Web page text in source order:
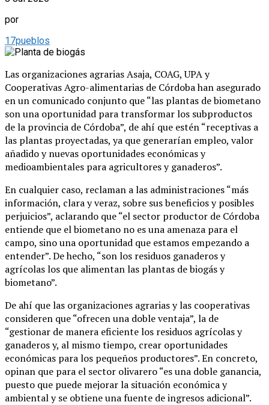
por
17pueblos
Las organizaciones agrarias Asaja, COAG, UPA y
Cooperativas Agro-alimentarias de Córdoba han asegurado
en un comunicado conjunto que “las plantas de biometano
son una oportunidad para transformar los subproductos
de la provincia de Córdoba”, de ahí que estén “receptivas a
las plantas proyectadas, ya que generarían empleo, valor
añadido y nuevas oportunidades económicas y
medioambientales para agricultores y ganaderos”.
En cualquier caso, reclaman a las administraciones “más
información, clara y veraz, sobre sus beneficios y posibles
perjuicios”, aclarando que “el sector productor de Córdoba
entiende que el biometano no es una amenaza para el
campo, sino una oportunidad que estamos empezando a
entender”. De hecho, “son los residuos ganaderos y
agrícolas los que alimentan las plantas de biogás y
biometano”.
De ahí que las organizaciones agrarias y las cooperativas
consideren que “ofrecen una doble ventaja”, la de
“gestionar de manera eficiente los residuos agrícolas y
ganaderos y, al mismo tiempo, crear oportunidades
económicas para los pequeños productores”. En concreto,
opinan que para el sector olivarero “es una doble ganancia,
puesto que puede mejorar la situación económica y
ambiental y se obtiene una fuente de ingresos adicional”.